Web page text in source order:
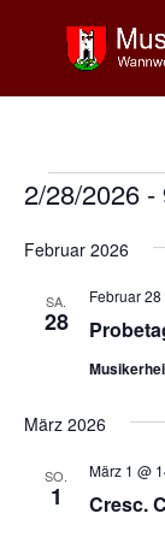
2/28/2026 -
wählen.
Februar 2026
SA.
28
Februar 28
März 2026
SO.
1 Cresc.
März 1 @